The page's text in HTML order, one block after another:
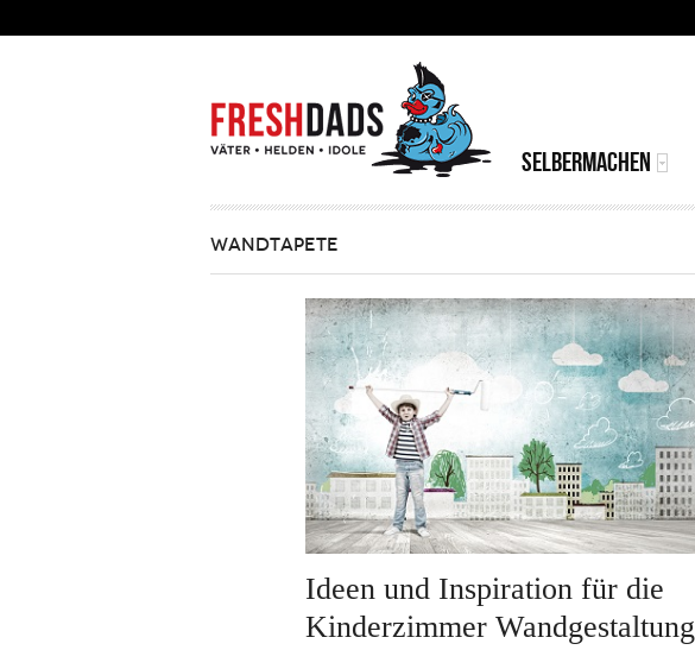
MAINMENU
SELBERMACHEN
WANDTAPETE
Ideen und Inspiration für die
Kinderzimmer Wandgestaltung